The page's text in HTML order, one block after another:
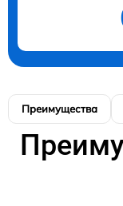
Преимущества